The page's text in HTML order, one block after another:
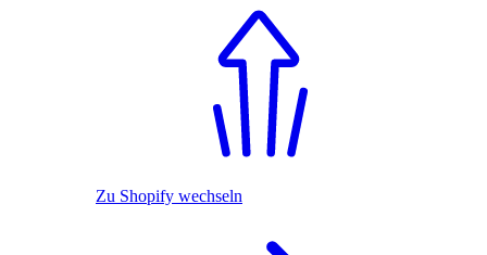
Zu Shopify wechseln